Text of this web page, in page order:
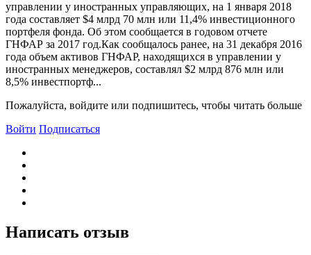
управлении у иностранных управляющих, на 1 января 2018
года составляет $4 млрд 70 млн или 11,4% инвестиционного
портфеля фонда. Об этом сообщается в годовом отчете
ГНФАР за 2017 год.Как сообщалось ранее, на 31 декабря 2016
года объем активов ГНФАР, находящихся в управлении у
иностранных менеджеров, составлял $2 млрд 876 млн или
8,5% инвестпортф...
Пожалуйста, войдите или подпишитесь, чтобы читать больше
Войти Подписаться
Написать отзыв